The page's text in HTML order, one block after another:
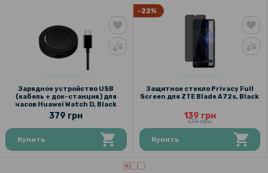
504 грн
599 грн
Пищевые пакеты для вакууматора 17*25см*190мкм (для
вакуумирования и хранения продуктов) 100 шт, Transparent
93 грн
119 грн
Пищевые пакеты для вакууматора 7*10см*190мкм (для
вакуумирования и хранения продуктов) 50 шт, Transparent
Зарядное устройство USB
(кабель + док-станция) для
часов Huawei Watch D, Black
379 грн
Купить
-22%
Защитное стекло Privacy Full
Screen для ZTE Blade A72s, Black
139 грн
179 грн
Купить